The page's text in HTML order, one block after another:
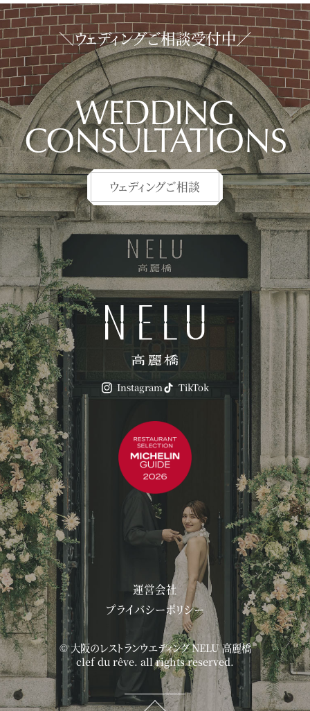
＼ウェディングご相談受付中／
WEDDING
CONSULTATIONS
ウェディングご相談
Instagram TikTok
運営会社
プライバシーポリシー
©大阪のレストランウエディング NELU 高麗橋
clef du rêve. all rights reserved.